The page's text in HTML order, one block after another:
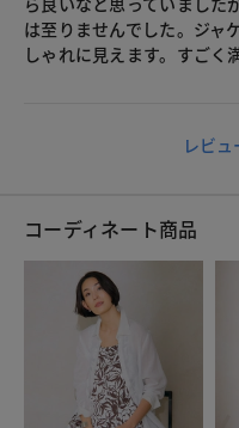
は至りませんでした。ジャ
しゃれに見えます。すごく
レビ
コーディネート商品